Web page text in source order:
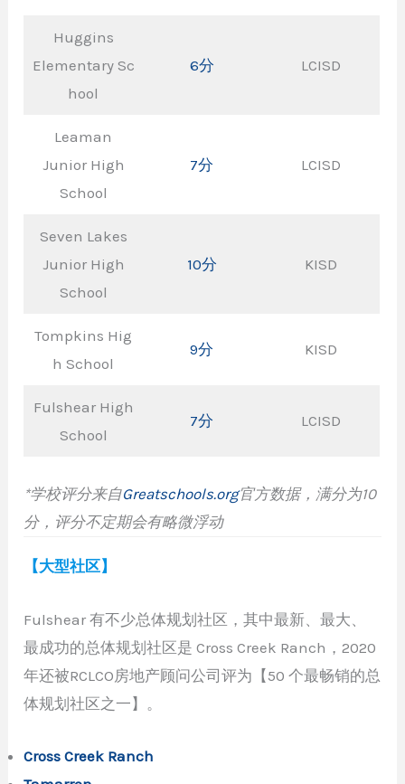
Huggins
Elementary Sc
hool
6分 LCISD
Leaman
Junior High
School
7分 LCISD
Seven Lakes
Junior High
School
10分 KISD
Tompkins Hig
h School
9分 KISD
Fulshear High
School
7分 LCISD
*学校评分来自Greatschools.org官方数据，满分为10
分， 评分不定期会有略微浮动
【大型社区】
Fulshear 有不少总体规划社区，其中最新、最大、
最成功的总体规划社区是 Cross Creek Ranch，2020
年还被RCLCO房地产顾问公司评为【50 个最畅销的总
体规划社区之一】。
Cross Creek Ranch